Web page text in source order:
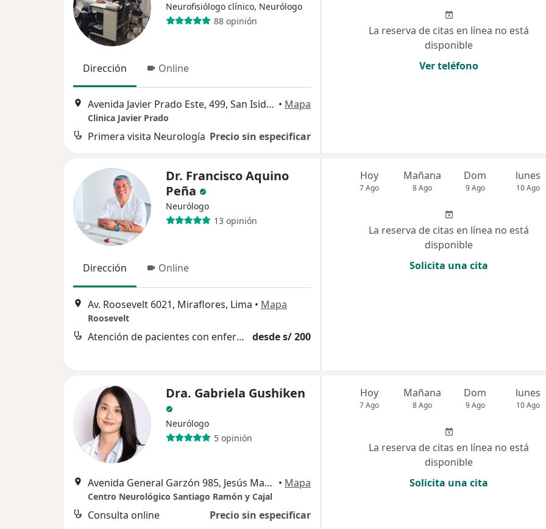
Neurofisiólogo clínico, Neurólogo
88 opinión
Dirección Online
Avenida Javier Prado Este, 499, San Isidro • Mapa
Clinica Javier Prado
Primera visita Neurología Precio sin especificar
La reserva de citas en línea no está
disponible
Ver teléfono
Dr. Francisco Aquino
Peña
Neurólogo
13 opinión
Dirección Online
Av. Roosevelt 6021, Miraflores, Lima • Mapa
Roosevelt
Atención de pacientes con enfermedades neurológicas desde s/ 200
Hoy
7 Ago
Mañana
8 Ago
Dom
9 Ago
lunes
10 Ago
La reserva de citas en línea no está
disponible
Solicita una cita
Dra. Gabriela Gushiken
Neurólogo
5 opinión
Avenida General Garzón 985, Jesús María • Mapa
Centro Neurológico Santiago Ramón y Cajal
Consulta online Precio sin especificar
Hoy
7 Ago
Mañana
8 Ago
Dom
9 Ago
lunes
10 Ago
La reserva de citas en línea no está
disponible
Solicita una cita